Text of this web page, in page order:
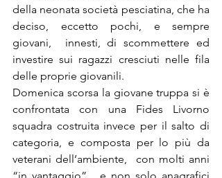
della neonata società pesciatina, che ha
deciso, eccetto pochi, e sempre
giovani,  innesti, di scommettere ed
investire sui ragazzi cresciuti nelle fila
delle proprie giovanili.
Domenica scorsa la giovane truppa si è
confrontata con una Fides Livorno
squadra costruita invece per il salto di
categoria, e composta per lo più da
veterani dell’ambiente,  con molti anni